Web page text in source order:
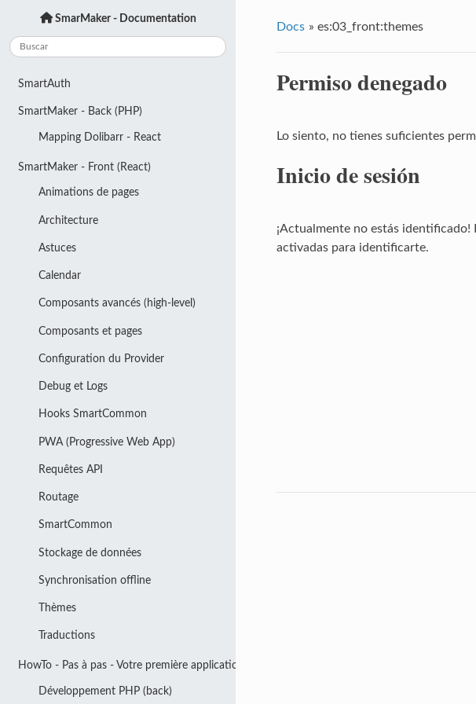
Docs » es:03_front:themes
Permiso denegado
Lo siento, no tienes suficientes
Inicio de sesión
¡Actualmente no estás
activadas para identificarte.
SmarMaker - Documentation
SmartAuth
SmartMaker - Back (PHP)
Mapping Dolibarr - React
SmartMaker - Front (React)
Animations de pages
Architecture
Astuces
Calendar
Composants avancés (high-level)
Composants et pages
Configuration du Provider
Debug et Logs
Hooks SmartCommon
PWA (Progressive Web App)
Requêtes API
Routage
SmartCommon
Stockage de données
Synchronisation offline
Thèmes
Traductions
HowTo - Pas à pas - Votre première application
Développement PHP (back)